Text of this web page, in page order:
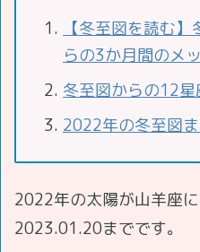
【冬至図を読む
らの3か月間のメ
冬至図からの12
2022年の冬至図
2022年の太陽が山羊座
2023.01.20までです。